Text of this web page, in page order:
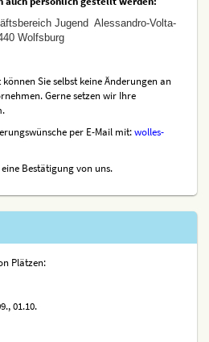
Jugend Alessandro-Volta-
Wolfsburg
Sie selbst keine Änderungen an
Gerne setzen wir Ihre
per E-Mail mit:wolles-
Bestätigung von uns.
Plätzen:
01.10.